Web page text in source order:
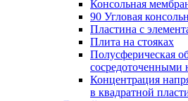
Консольная
90 Угловая
Пластина с
Плита на стояках
Полусферическая
сосредоточенными
Концентрация
в квадратной